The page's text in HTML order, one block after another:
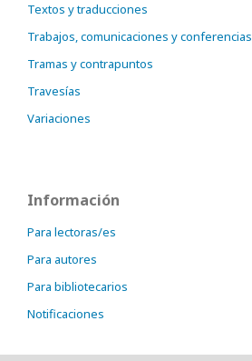
Textos y traducciones
Trabajos, comunicaciones y conferencias
Tramas y contrapuntos
Travesías
Variaciones
Información
Para lectoras/es
Para autores
Para bibliotecarios
Notificaciones